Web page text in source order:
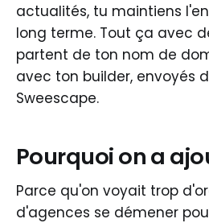
actualités, tu maintiens
long terme. Tout ça avec
partent de ton nom de
avec ton builder, envoyés
Sweescape.
Pourquoi on a
Parce qu'on voyait trop
d'agences se démener